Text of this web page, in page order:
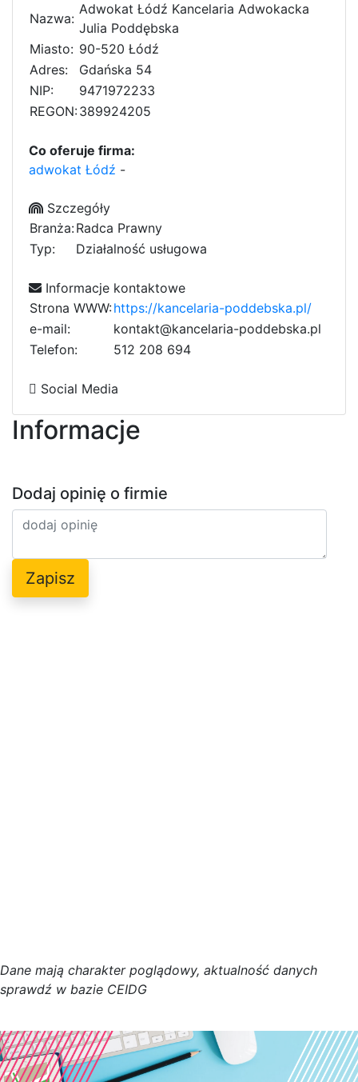
Nazwa:
Adwokat Łódź Kancelaria Adwokacka
Julia Poddębska
Miasto: 90-520 Łódź
Adres:
Gdańska 54
NIP:
9471972233
REGON:389924205
Co oferuje firma:
adwokat Łódź -
Szczegóły
Branża:Radca Prawny
Typ:
Działalność usługowa
Informacje kontaktowe
Strona WWW:https://kancelaria-poddebska.pl/
e-mail:
kontakt@kancelaria-poddebska.pl
Telefon:
f
1
512 204
8 6b
9b
4
Social Media
Informacje
Dodaj opinię o firmie
Zapisz
Dane mają charakter poglądowy, aktualność danych
sprawdź w bazie CEIDG